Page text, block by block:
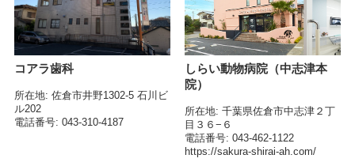
コアラ歯科
所在地 佐倉市井野1302-5 石川ビ
ル202
電話番号 043-310-4187
しらい動物病院（中志津本
院）
所在地 千葉県佐倉市中志津２丁
目３６−６
電話番号 043-462-1122
https://sakura-shirai-ah.com/